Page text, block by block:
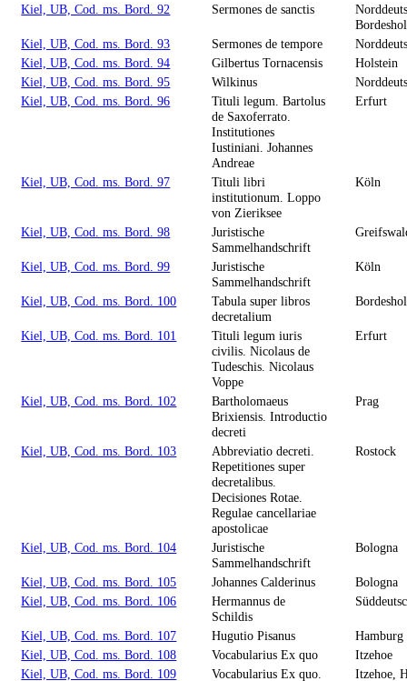
Kiel, UB, Cod. ms. Bord. 92 Sermones de sanctis
Kiel, UB, Cod. ms. Bord. 93
Sermones de tempore
Kiel, UB, Cod. ms. Bord. 94
Gilbertus Tornacensis
Holstein
Kiel, UB, Cod. ms. Bord. 95
Wilkinus
Kiel, UB, Cod. ms. Bord. 96
Tituli legum. Bartolus
de Saxoferrato.
Institutiones
Iustiniani. Johannes
Andreae
Erfurt
Kiel, UB, Cod. ms. Bord. 97
Tituli libri
institutionum. Loppo
von Zieriksee
Köln
Kiel, UB, Cod. ms. Bord. 98
Juristische
Sammelhandschrift
Kiel, UB, Cod. ms. Bord. 99
Juristische
Sammelhandschrift
Köln
Kiel, UB, Cod. ms. Bord. 100
Tabula super libros
decretalium
Kiel, UB, Cod. ms. Bord. 101
Tituli legum iuris
civilis. Nicolaus de
Tudeschis. Nicolaus
Voppe
Erfurt
Kiel, UB, Cod. ms. Bord. 102
Bartholomaeus
Brixiensis. Introductio
decreti
Prag
Kiel, UB, Cod. ms. Bord. 103
Abbreviatio decreti.
Repetitiones super
decretalibus.
Decisiones Rotae.
Regulae cancellariae
apostolicae
Rostock
Kiel, UB, Cod. ms. Bord. 104
Juristische
Sammelhandschrift
Bologna
Kiel, UB, Cod. ms. Bord. 105 Johannes Calderinus
Bologna
Kiel, UB, Cod. ms. Bord. 106
Hermannus de
Schildis
Kiel, UB, Cod. ms. Bord. 107 Hugutio Pisanus
Hamburg
Kiel, UB, Cod. ms. Bord. 108
Vocabularius Ex quo
Itzehoe
Kiel, UB, Cod. ms. Bord. 109
Vocabularius Ex quo.
Itzehoe,